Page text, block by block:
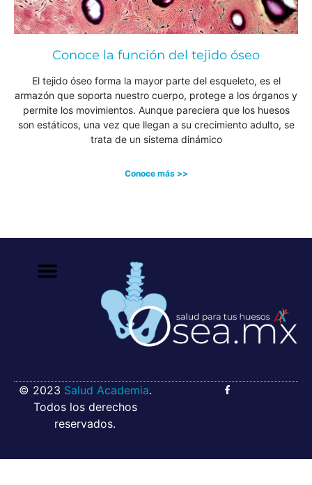
Conoce la función del tejido óseo
El tejido óseo forma la mayor parte del esqueleto, es el
armazón que soporta nuestro cuerpo, protege a los órganos y
permite los movimientos. Aunque pareciera que los huesos
son estáticos, una vez que llegan a su crecimiento adulto, se
trata de un sistema dinámico
Conoce más >>
© 2023 Salud Academia.
Todos los derechos
reservados.